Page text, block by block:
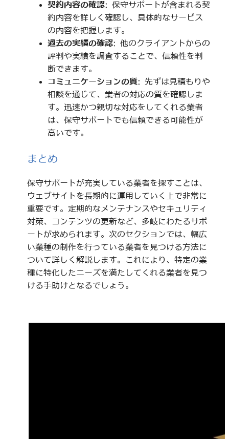
契約内容の確認: 保守サポートが含まれる契
約内容を詳しく確認し、具体的なサービス
の内容を把握します。
過去の実績の確認: 他のクライアントからの
評判や実績を調査することで、信頼性を判
断できます。
コミュニケーションの質: 先ずは見積もりや
相談を通じて、業者の対応の質を確認しま
す。迅速かつ親切な対応をしてくれる業者
は、保守サポートでも信頼できる可能性が
高いです。
まとめ
保守サポートが充実している業者を探すことは、
ウェブサイトを長期的に運用していく上で非常に
重要です。定期的なメンテナンスやセキュリティ
対策、コンテンツの更新など、多岐にわたるサポ
ートが求められます。次のセクションでは、幅広
い業種の制作を行っている業者を見つける方法に
ついて詳しく解説します。これにより、特定の業
種に特化したニーズを満たしてくれる業者を見つ
ける手助けとなるでしょう。